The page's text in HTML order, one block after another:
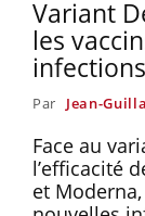
Variant
les
infections
Par Jean-
Face au
l’efficacité
et